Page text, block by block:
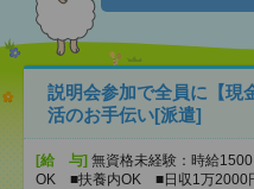
説明会参加で全員に【現
活のお手伝い[派遣]
[給 与] 無資格未経験：時給
OK ■扶養内OK ■日収1万2000